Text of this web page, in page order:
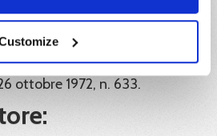
IVA ai sensi dell'articolo
ottobre 1972, n. 633.